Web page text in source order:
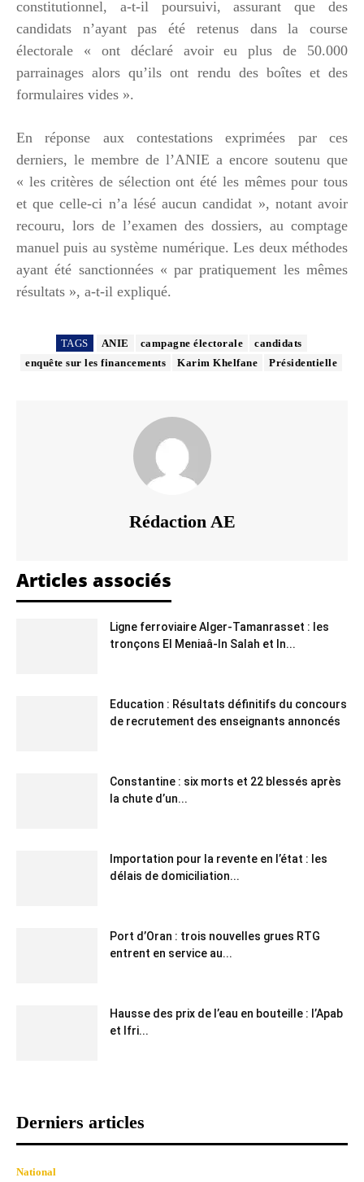
constitutionnel, a-t-il poursuivi, assurant que des
candidats n’ayant pas été retenus dans la course
électorale « ont déclaré avoir eu plus de 50.000
parrainages alors qu’ils ont rendu des boîtes et des
formulaires vides ».
En réponse aux contestations exprimées par ces
derniers, le membre de l’ANIE a encore soutenu que
« les critères de sélection ont été les mêmes pour tous
et que celle-ci n’a lésé aucun candidat », notant avoir
recouru, lors de l’examen des dossiers, au comptage
manuel puis au système numérique. Les deux méthodes
ayant été sanctionnées « par pratiquement les mêmes
résultats », a-t-il expliqué.
TAGS ANIE campagne électorale
candidats
enquête sur les financements
Karim Khelfane Présidentielle
Rédaction AE
Articles associés
Ligne ferroviaire Alger-Tamanrasset : les
tronçons El Meniaâ-In Salah et In...
Education : Résultats définitifs du concours
de recrutement des enseignants annoncés
Constantine : six morts et 22 blessés après
la chute d’un...
Importation pour la revente en l’état : les
délais de domiciliation...
Port d’Oran : trois nouvelles grues RTG
entrent en service au...
Hausse des prix de l’eau en bouteille : l’Apab
et Ifri...
Derniers articles
National